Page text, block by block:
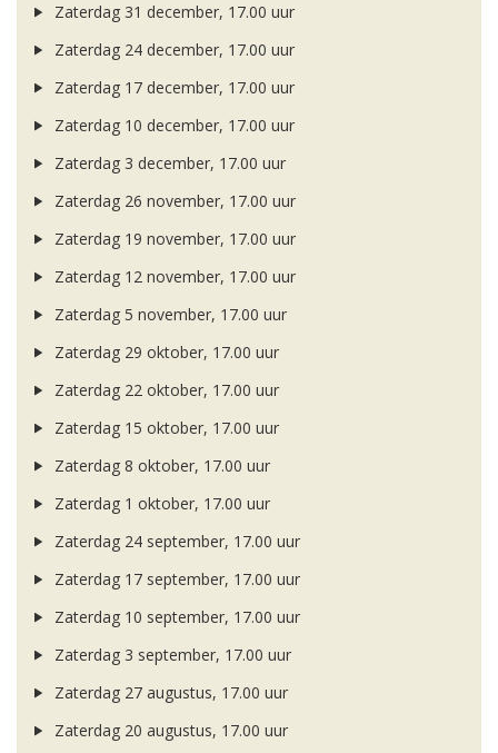
Zaterdag 31 december, 17.00 uur
Zaterdag 24 december, 17.00 uur
Zaterdag 17 december, 17.00 uur
Zaterdag 10 december, 17.00 uur
Zaterdag 3 december, 17.00 uur
Zaterdag 26 november, 17.00 uur
Zaterdag 19 november, 17.00 uur
Zaterdag 12 november, 17.00 uur
Zaterdag 5 november, 17.00 uur
Zaterdag 29 oktober, 17.00 uur
Zaterdag 22 oktober, 17.00 uur
Zaterdag 15 oktober, 17.00 uur
Zaterdag 8 oktober, 17.00 uur
Zaterdag 1 oktober, 17.00 uur
Zaterdag 24 september, 17.00 uur
Zaterdag 17 september, 17.00 uur
Zaterdag 10 september, 17.00 uur
Zaterdag 3 september, 17.00 uur
Zaterdag 27 augustus, 17.00 uur
Zaterdag 20 augustus, 17.00 uur